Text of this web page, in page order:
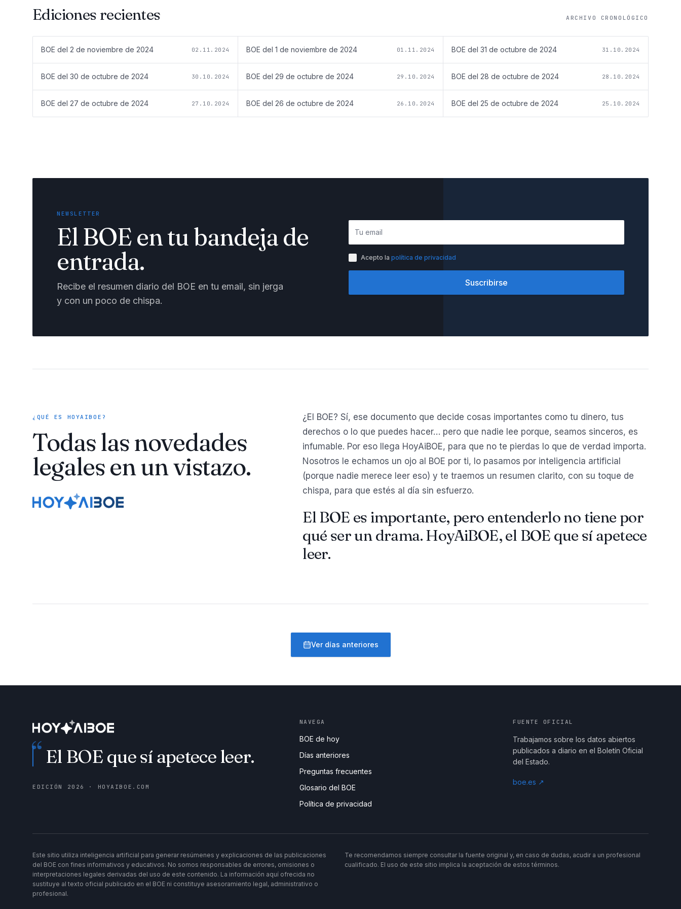
Ediciones recientes ARCHIVO CRONOLÓGICO
BOE del 2 de noviembre de 2024 02.11.2024 BOE del 1 de noviembre de 2024 01.11.2024 BOE del 31 de octubre de 2024 31.10.2024
BOE del 30 de octubre de 2024 30.10.2024 BOE del 29 de octubre de 2024 29.10.2024 BOE del 28 de octubre de 2024 28.10.2024
BOE del 27 de octubre de 2024 27.10.2024 BOE del 26 de octubre de 2024 26.10.2024 BOE del 25 de octubre de 2024 25.10.2024
NEWSLETTER
El BOE en tu bandeja de
entrada.
Recibe el resumen diario del BOE en tu email, sin jerga
y con un poco de chispa.
Acepto la política de privacidad
Suscribirse
¿QUÉ ES HOYAIBOE?
Todas las novedades
legales en un vistazo.
¿El BOE? Sí, ese documento que decide cosas importantes como tu dinero, tus
derechos o lo que puedes hacer… pero que nadie lee porque, seamos sinceros, es
infumable. Por eso llega HoyAiBOE, para que no te pierdas lo que de verdad importa.
Nosotros le echamos un ojo al BOE por ti, lo pasamos por inteligencia artificial
(porque nadie merece leer eso) y te traemos un resumen clarito, con su toque de
chispa, para que estés al día sin esfuerzo.
El BOE es importante, pero entenderlo no tiene por
qué ser un drama. HoyAiBOE, el BOE que sí apetece
leer.
Ver días anteriores
“ El BOE que sí apetece leer.
EDICIÓN 2026 · HOYAIBOE.COM
NAVEGA
BOE de hoy
Días anteriores
Preguntas frecuentes
Glosario del BOE
Política de privacidad
FUENTE OFICIAL
Trabajamos sobre los datos abiertos
publicados a diario en el Boletín Oficial
del Estado.
boe.es ↗
Este sitio utiliza inteligencia artificial para generar resúmenes y explicaciones de las publicaciones
del BOE con fines informativos y educativos. No somos responsables de errores, omisiones o
interpretaciones legales derivadas del uso de este contenido. La información aquí ofrecida no
sustituye al texto oficial publicado en el BOE ni constituye asesoramiento legal, administrativo o
profesional.
Te recomendamos siempre consultar la fuente original y, en caso de dudas, acudir a un profesional
cualificado. El uso de este sitio implica la aceptación de estos términos.